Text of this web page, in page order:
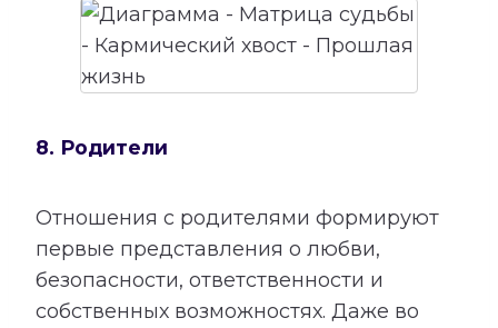
8. Родители
Отношения с родителями формируют
первые представления о любви,
безопасности, ответственности и
собственных возможностях. Даже во